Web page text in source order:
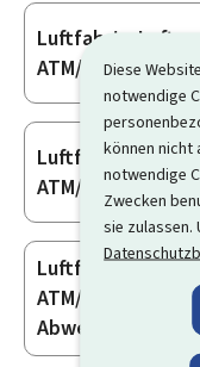
Diese
notwendige
können nicht
notwendige
Zwecken
sie zulassen.
Luftfahrt -
ATM/ANS:
Luftfahrt -
ATM/ANS:
Luftfahrt -
ATM/ANS:
Abweichung